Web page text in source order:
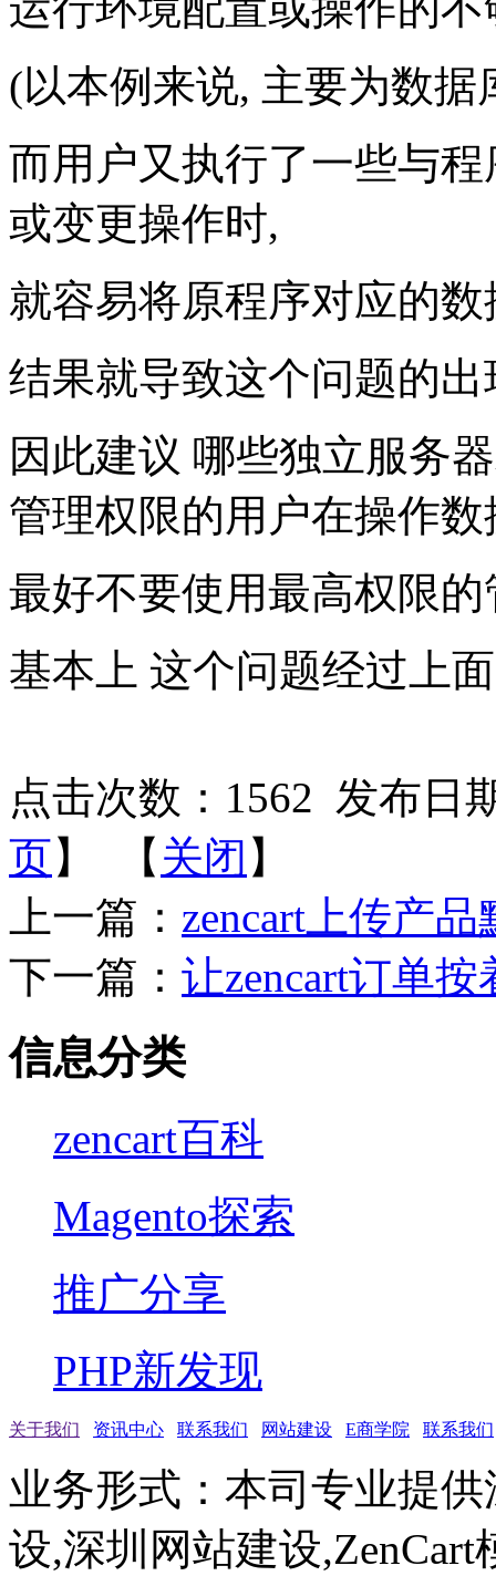
(以本例来说, 主要为数
而用户又执行了一些与
或变更操作时,
就容易将原程序对应的
结果就导致这个问题的出
因此建议 哪些独立服务
管理权限的用户在操作
最好不要使用最高权限
基本上 这个问题经过上
点击次数： 1562 发布日
页】 【 关闭 】
上一篇： zencart上传产
下一篇： 让zencart订单
信息分类
zencart百科
Magento探索
推广分享
PHP新发现
关于我们 资讯中心 联系我们 网站建设 E商学院 联系我们
业务形式：本司专业提
设,深圳网站建设,ZenCart